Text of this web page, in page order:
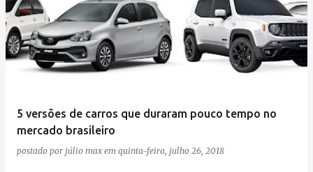
5 versões de carros que duraram pouco tempo no
mercado brasileiro
postado por júlio max em quinta-feira, julho 26, 2018